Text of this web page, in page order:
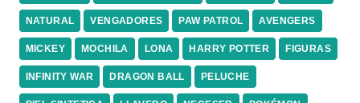
NATURAL VENGADORES PAW PATROL AVENGERS
MICKEY MOCHILA LONA HARRY POTTER FIGURAS
INFINITY WAR DRAGON BALL PELUCHE